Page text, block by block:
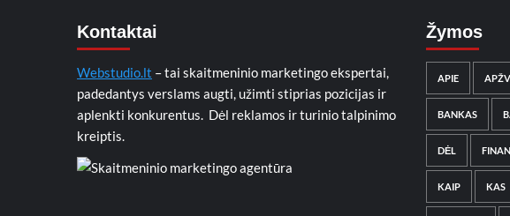
Kontaktai
Webstudio.lt – tai skaitmeninio marketingo ekspertai,
padedantys verslams augti, užimti stiprias pozicijas ir
aplenkti konkurentus. Dėl reklamos ir turinio talpinimo
kreiptis.
Žymos
APIE
BANKAS
DĖL
KAIP KAS